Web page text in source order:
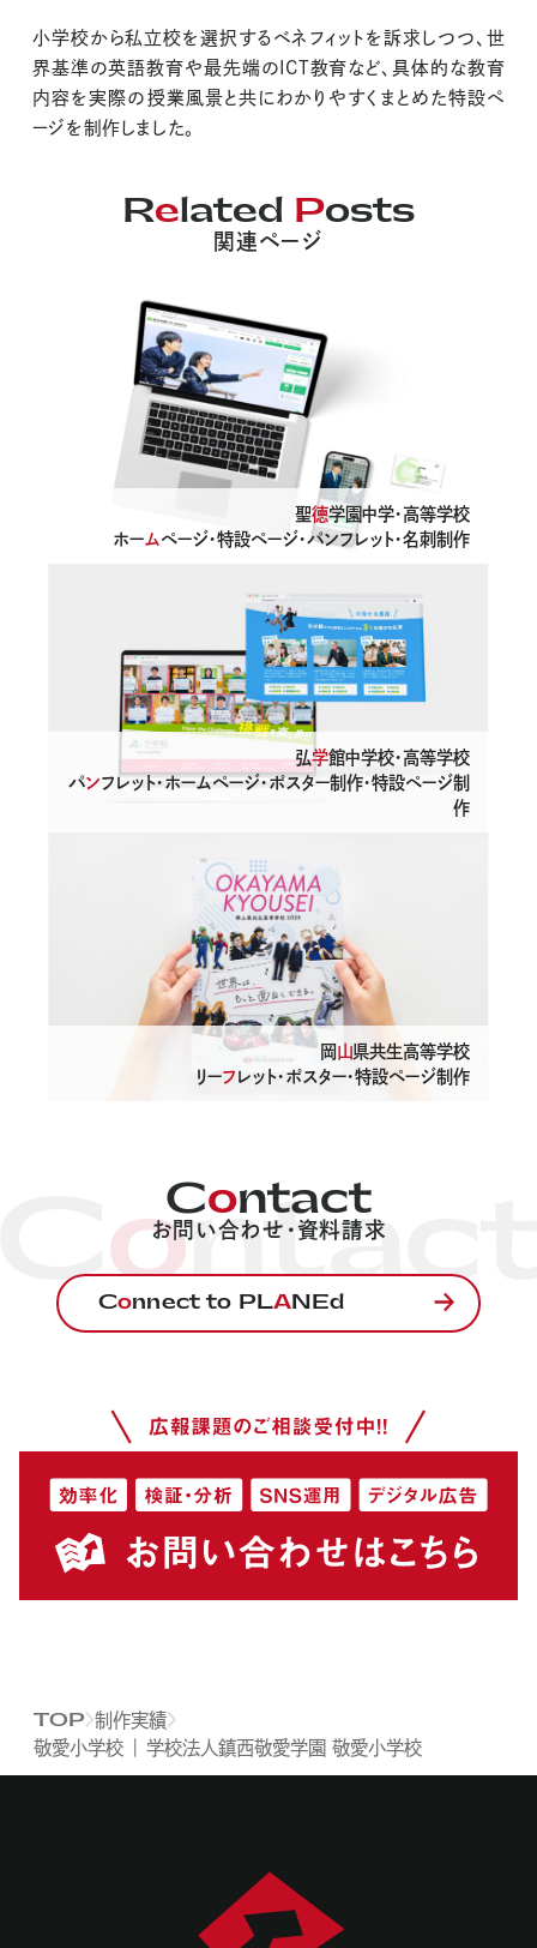
支援事例
Works
制作実績
About
PLANEdとは
Company
会社概要
News
お知らせ
小学校から私立校を選択するベネフィットを訴求しつつ、世
界基準の英語教育や最先端のICT教育など、具体的な教育
内容を実際の授業風景と共にわかりやすくまとめた特設ペ
ージを制作しました。
Related Posts
関連ページ
聖徳学園中学・高等学校
ホームページ・特設ページ・パンフレット・名刺制作
弘学館中学校・高等学校
パンフレット・ホームページ・ポスター制作・特設ページ制
作
岡 山県共生高等学校
リーフ レット・ポスター・特設ページ制作
oContact
お問い合わせ・資料請求
Connect to PLA NEd
TOP
制作実績
敬愛小学校 ｜ 学校法人鎮西敬愛学園 敬愛小学校